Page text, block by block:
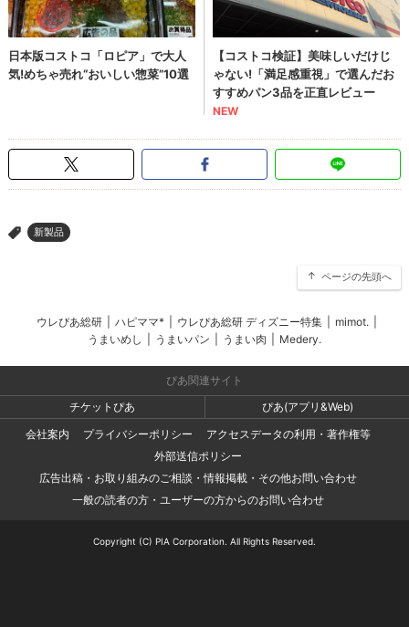
> 新製品
ページの先頭へ
ウレぴあ総研 ハピママ* ウレぴあ総研 ディズニー特集 mimot.
うまいめし
うまいパン うまい肉 Medery.
ぴあ関連サイト
チケットぴあ
ぴあ(アプリ&Web)
会社案内
プライバシーポリシー
アクセスデータの利用・著作権等
外部送信ポリシー
広告出稿・お取り組みのご相談・情報掲載・その他お問い合わせ
一般の読者の方・ユーザーの方からのお問い合わせ
Copyright (C) PIA Corporation. All Rights Reserved.